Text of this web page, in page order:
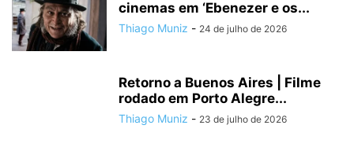
cinemas em ‘Ebenezer e os...
Thiago Muniz - 24 de julho de 2026
Retorno a Buenos Aires | Filme
rodado em Porto Alegre...
Thiago Muniz - 23 de julho de 2026